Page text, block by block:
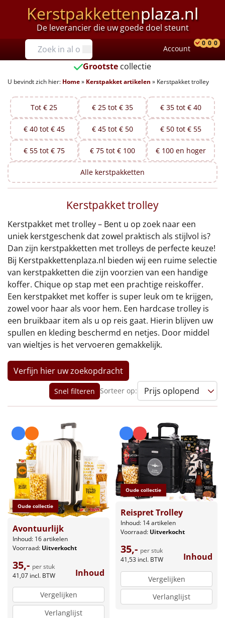
Kerstpakkettenplaza.nl
De leverancier die uw goede doel steunt
Prijzen
Tot €25
€25 tot €35
€35 tot €40
€40 tot €45
€45 tot €50
€50 tot €55
€75 tot €100
€100 en hoger
Alle kerstpakketten 2026
Thema
Origineel
Rituals
Luxe
Duurzaam
Leuke
Goedkope
Uniek
Alle thema's
Artikel
Pizzarette
Account
0 0 0
Grootste collectie
U bevindt zich hier: Home» Kerstpakket artikelen » Kerstpakket trolley
Tot € 25 € 25 tot € 35 € 35 tot € 40
€ 40 tot € 45 € 45 tot € 50 € 50 tot € 55
€ 55 tot € 75 € 75 tot € 100 € 100 en hoger
Alle kerstpakketten
Kerstpakket trolley
Kerstpakket met trolley – Bent u op zoek naar een
uniek kerstgeschenk dat zowel praktisch als stijlvol is?
Dan zijn kerstpakketten met trolleys de perfecte keuze!
Bij Kerstpakkettenplaza.nl bieden wij een ruime selectie
van kerstpakketten die zijn voorzien van een handige
koffer. Chique op stap met een prachtige reiskoffer.
Een kerstpakket met koffer is super leuk om te krijgen,
zowel voor haar als voor hem. Een hardcase trolley is
een bruikbaar item als u op reis gaat. Hierin blijven uw
spullen en kleding beschermd en netjes. Door middel
van wieltjes is het vervoeren gemakkelijk.
Verfijn hier uw zoekopdracht
Snel filteren Sorteer op:
Oude collectie
Avontuurlijk
Inhoud: 16 artikelen
Voorraad: Uitverkocht
35,- per stuk
41,07 incl. BTW Inhoud
Vergelijken
Verlanglijst
Oude collectie
Reispret Trolley
Inhoud: 14 artikelen
Voorraad: Uitverkocht
35,- per stuk
41,53 incl. BTW Inhoud
Vergelijken
Verlanglijst